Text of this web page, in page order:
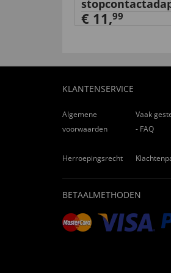
€ 11,99
KLANTENSERVICE
Algemene
voorwaarden
Vaak
- FAQ
Herroepingsrecht
BETAALMETHODEN